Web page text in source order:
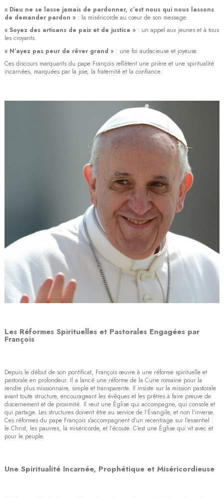
« Dieu ne se lasse jamais de pardonner, c’est nous qui nous lassons
de demander pardon » : la miséricorde au cœur de son message.
« Soyez des artisans de paix et de justice » : un appel aux jeunes et à tous
les croyants.
« N’ayez pas peur de rêver grand » : une foi audacieuse et joyeuse.
Ces discours marquants du pape François reflètent une prière et une spiritualité
incarnées, marquées par la joie, la fraternité et la confiance.
Les Réformes Spirituelles et Pastorales Engagées par
François
Depuis le début de son pontificat, François œuvre à une réforme spirituelle et
pastorale en profondeur. Il a lancé une réforme de la Curie romaine pour la
rendre plus missionnaire, simple et transparente. Il insiste sur la mission pastorale
avant toute structure, encourageant les évêques et les prêtres à faire preuve de
discernement et de proximité. Il veut une Église qui accompagne, qui console et
qui partage. Les structures doivent être au service de l’Évangile, et non l’inverse.
Ces réformes du pape François s’accompagnent d’un recentrage sur l’essentiel :
le Christ, les pauvres, la miséricorde, et l’écoute. C’est une Église qui vit avec et
pour le peuple.
Une Spiritualité Incarnée, Prophétique et Miséricordieuse